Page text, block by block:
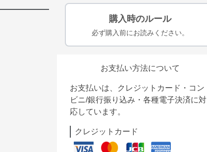
購入時のルール
必ず購入前にお読みください。
お支払い方法について
お支払いは、クレジットカード・コン
ビニ/銀行振り込み・各種電子決済に対
応しています。
クレジットカード